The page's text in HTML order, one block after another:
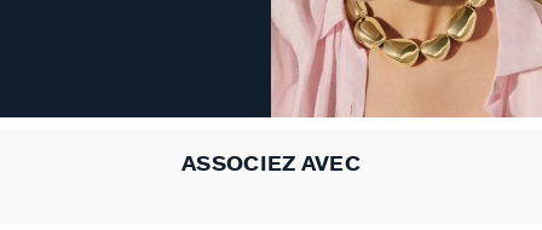
ASSOCIEZ AVEC